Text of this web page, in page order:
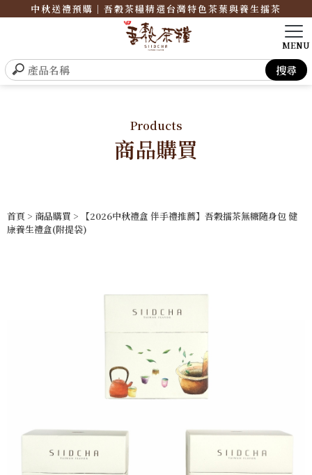
中秋送禮預購｜吾穀茶糧精選台灣特色茶葉與養生擂茶
Products
商品購買
首頁 > 商品購買 > 【2026中秋禮盒 伴手禮推薦】吾穀擂茶無糖隨身包 健
康養生禮盒(附提袋)